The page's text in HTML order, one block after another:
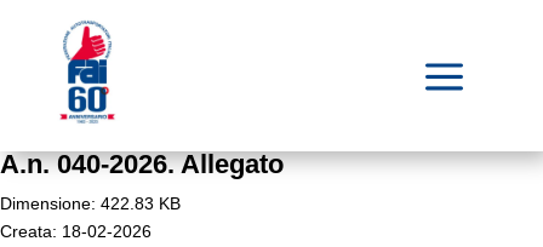
a
A.n. 040-2026. Allegato
Dimensione: 422.83 KB
Creata: 18-02-2026